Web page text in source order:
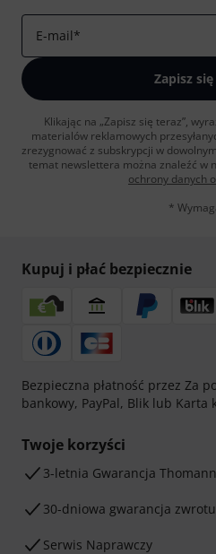
E-mail*
Zapisz
Klikając na „Zapisz się teraz”,
materialów reklamowych
zrezygnować z subskrypcji w
temat newslettera można znaleźć w
ochrony danych
*
Kupuj i płać bezpiecznie
Bezpieczna płatność przez Za
bankowy, PayPal, Blik lub Karta
Twoje korzyści
3-letnia Gwarancja Thomann
30-dniowa gwarancja
Serwis Naprawczy